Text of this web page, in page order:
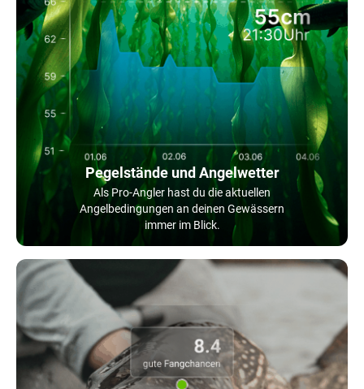
Pegelstände und Angelwetter
Als Pro-Angler hast du die aktuellen
Angelbedingungen an deinen Gewässern
immer im Blick.